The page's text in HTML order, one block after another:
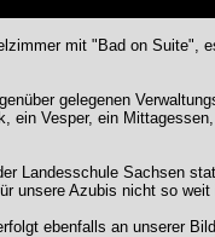
mit "Bad on Suite",
gelegenen
ein Vesper, ein
Landesschule Sachsen
unsere Azubis nicht so weit
ebenfalls an unserer